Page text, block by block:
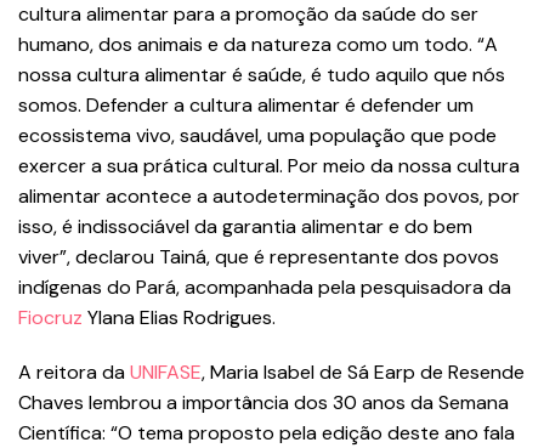
cultura alimentar para a promoção da saúde do ser
humano, dos animais e da natureza como um todo. “A
nossa cultura alimentar é saúde, é tudo aquilo que nós
somos. Defender a cultura alimentar é defender um
ecossistema vivo, saudável, uma população que pode
exercer a sua prática cultural. Por meio da nossa cultura
alimentar acontece a autodeterminação dos povos, por
isso, é indissociável da garantia alimentar e do bem
viver”, declarou Tainá, que é representante dos povos
indígenas do Pará, acompanhada pela pesquisadora da
Fiocruz Ylana Elias Rodrigues.
A reitora daUNIFASE, Maria Isabel de Sá Earp de Resende
Chaves lembrou a importância dos 30 anos da Semana
Científica: “O tema proposto pela edição deste ano fala